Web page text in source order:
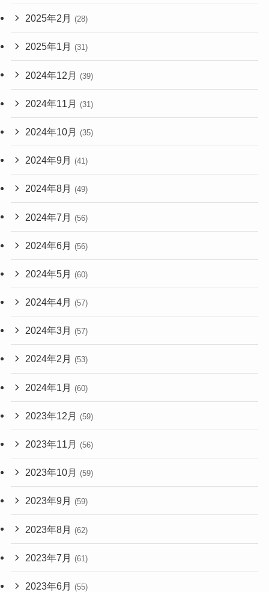
2025年2月 (28)
2025年1月 (31)
2024年12月 (39)
2024年11月 (31)
2024年10月 (35)
2024年9月 (41)
2024年8月 (49)
2024年7月 (56)
2024年6月 (56)
2024年5月 (60)
2024年4月 (57)
2024年3月 (57)
2024年2月 (53)
2024年1月 (60)
2023年12月 (59)
2023年11月 (56)
2023年10月 (59)
2023年9月 (59)
2023年8月 (62)
2023年7月 (61)
2023年6月 (55)